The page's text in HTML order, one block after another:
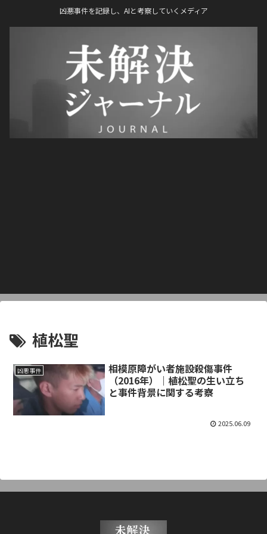
凶悪事件を記録し、AIと考察していくメディア
植松聖
凶悪事件
相模原障がい者施設殺傷事件
（2016年）｜植松聖の生い立ち
と事件背景に関する考察
2025.06.09